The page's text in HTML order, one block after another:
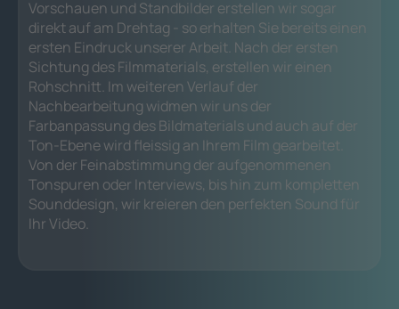
Vorschauen und Standbilder erstellen wir sogar
direkt auf am Drehtag - so erhalten Sie bereits einen
ersten Eindruck unserer Arbeit. Nach der ersten
Sichtung des Filmmaterials, erstellen wir einen
Rohschnitt. Im weiteren Verlauf der
Nachbearbeitung widmen wir uns der
Farbanpassung des Bildmaterials und auch auf der
Ton-Ebene wird fleissig an Ihrem Film gearbeitet.
Von der Feinabstimmung der aufgenommenen
Tonspuren oder Interviews, bis hin zum kompletten
Sounddesign, wir kreieren den perfekten Sound für
Ihr Video.